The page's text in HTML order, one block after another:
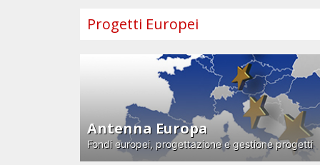
Progetti Europei
Antenna Europa
Fondi europei, progettazione e gestione progetti